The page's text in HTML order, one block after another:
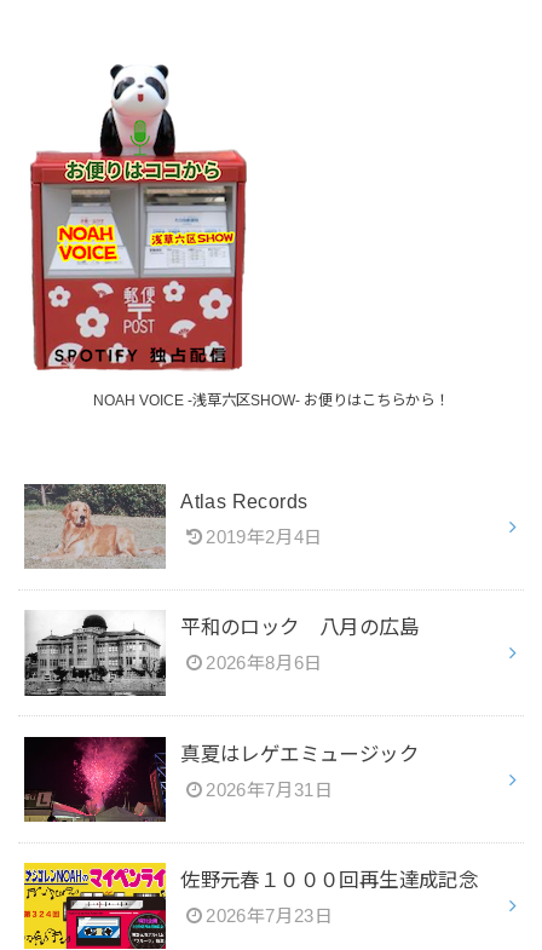
NOAH VOICE -浅草六区SHOW- お便りはこちらから！
Atlas Records
2019年2月4日
平和のロック 八月の広島
2026年8月6日
真夏はレゲエミュージック
2026年7月31日
佐野元春１０００回再生達成記念
2026年7月23日